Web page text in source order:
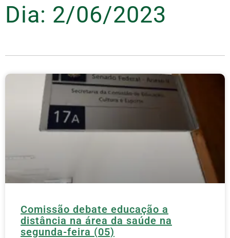
Dia: 2/06/2023
Comissão debate educação a
distância na área da saúde na
segunda-feira (05)